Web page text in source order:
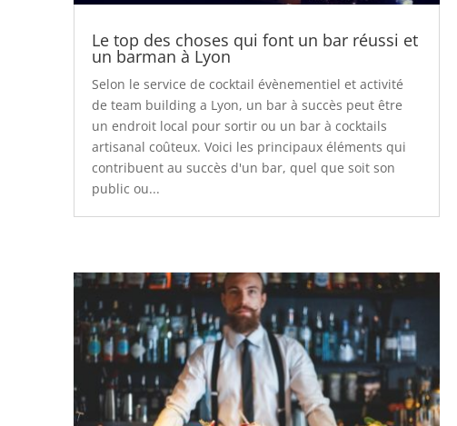
Le top des choses qui font un bar réussi et
un barman à Lyon
Selon le service de cocktail évènementiel et activité
de team building a Lyon, un bar à succès peut être
un endroit local pour sortir ou un bar à cocktails
artisanal coûteux. Voici les principaux éléments qui
contribuent au succès d'un bar, quel que soit son
public ou...